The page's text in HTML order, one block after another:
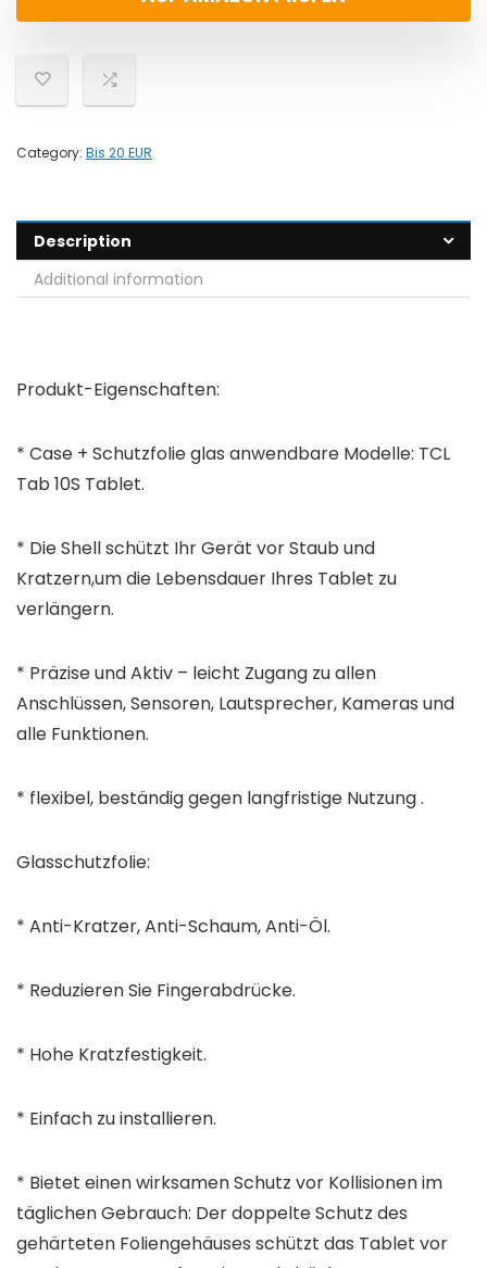
Category: Bis 20 EUR
Description
Additional information
Produkt-Eigenschaften:
* Case + Schutzfolie glas anwendbare Modelle: TCL
Tab 10S Tablet.
* Die Shell schützt Ihr Gerät vor Staub und
Kratzern,um die Lebensdauer Ihres Tablet zu
verlängern.
* Präzise und Aktiv – leicht Zugang zu allen
Anschlüssen, Sensoren, Lautsprecher, Kameras und
alle Funktionen.
* flexibel, beständig gegen langfristige Nutzung .
Glasschutzfolie:
* Anti-Kratzer, Anti-Schaum, Anti-Öl.
* Reduzieren Sie Fingerabdrücke.
* Hohe Kratzfestigkeit.
* Einfach zu installieren.
* Bietet einen wirksamen Schutz vor Kollisionen im
täglichen Gebrauch: Der doppelte Schutz des
gehärteten Foliengehäuses schützt das Tablet vor